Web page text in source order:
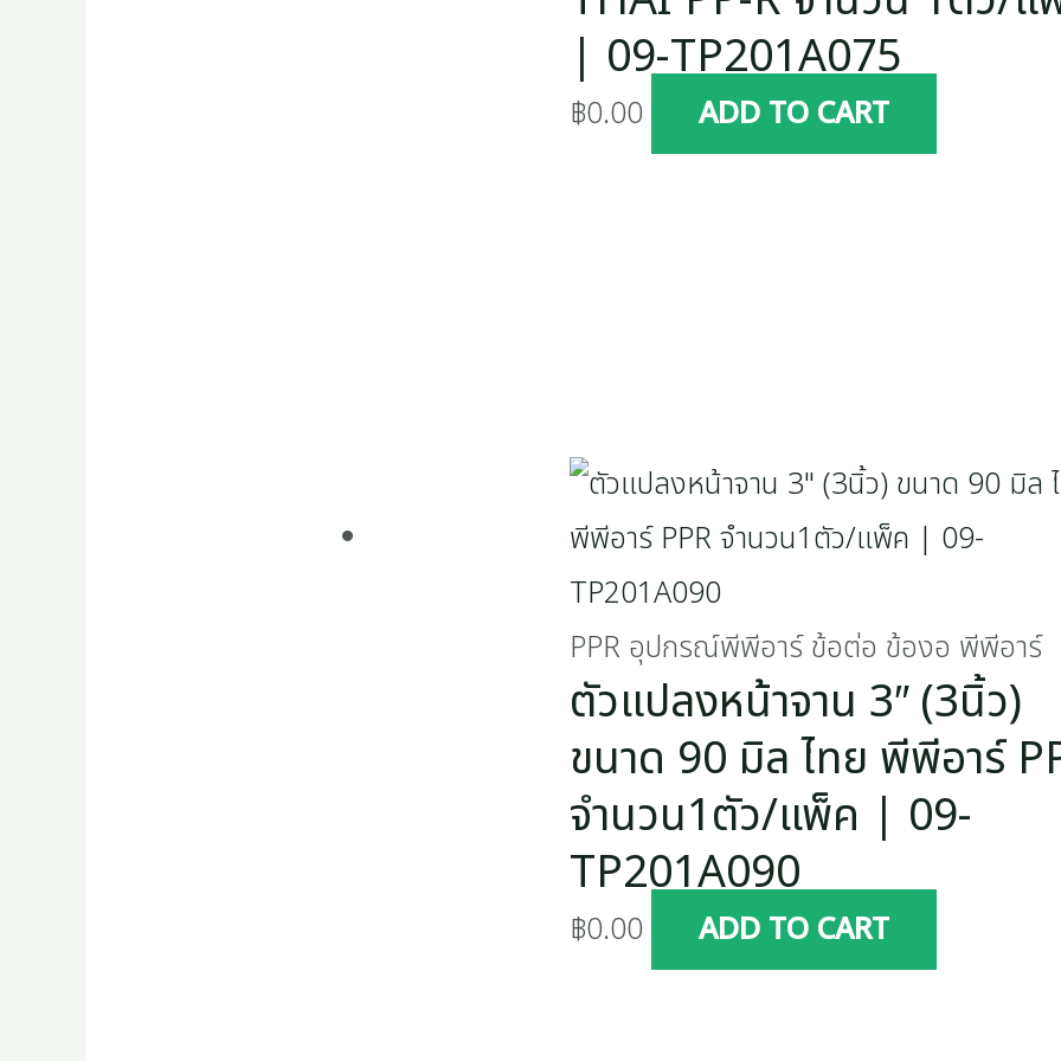
| 09-TP201A075
฿0.00 ADD TO CART
PPR อุปกรณ์พีพีอาร์ ข้อต่อ ข้องอ พีพีอาร์
ตัวแปลงหน้าจาน 3″ (3นิ้ว)
ขนาด 90 มิล ไทย พีพีอาร์
จำนวน1ตัว/แพ็ค | 09-
TP201A090
฿0.00 ADD TO CART